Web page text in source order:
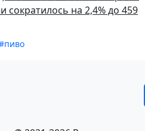
сократилось на 2,4% до 459